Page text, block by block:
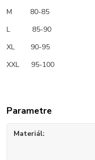
M 80-85
L 85-90
XL 90-95
XXL 95-100
Parametre
Materiál